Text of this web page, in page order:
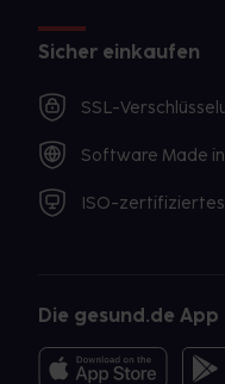
Sicher einkaufen
SSL-
Software Made
ISO-
Die gesund.de App